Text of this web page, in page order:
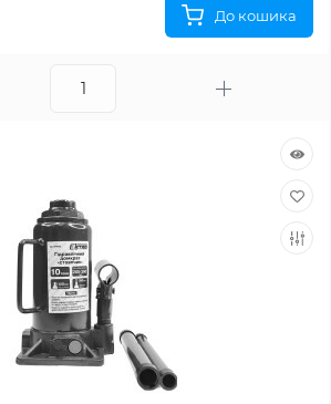
До кошика